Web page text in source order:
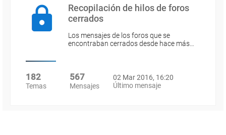
Recopilación de hilos de foros
cerrados
Los mensajes de los foros que se
encontraban cerrados desde hace más…
182
Temas
567
Mensajes
02 Mar 2016, 16:20
Último mensaje